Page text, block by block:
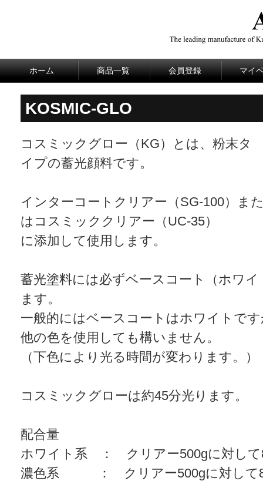
ホーム 商品一覧 会員登録 マイ
KOSMIC-GLO
コスミックグロー（KG）とは、粉末タ
イプの蓄光顔料です。
インターコートクリアー（SG-100）ま
はコスミッククリアー（UC-35）
に添加して使用します。
蓄光塗料には必ずベースコート（ホワ
ます。
一般的にはベースコートはホワイトで
他の色を使用しても構いません。
（下色により光る時間が変わります。）
コスミックグローは約45分光ります。
配合量
ホワイト系 ： クリアー500gに対して
濃色系 ： クリアー500gに対して